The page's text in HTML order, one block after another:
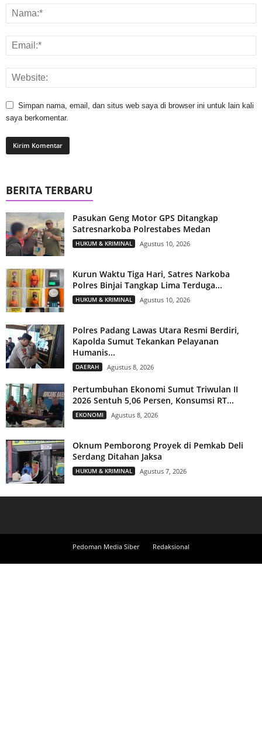
Simpan nama, email, dan situs web saya di browser ini untuk lain kali
saya berkomentar.
BERITA TERBARU
Pasukan Geng Motor GPS Ditangkap
Satresnarkoba Polrestabes Medan
HUKUM & KRIMINAL Agustus 10, 2026
Kurun Waktu Tiga Hari, Satres Narkoba
Polres Binjai Tangkap Lima Terduga...
HUKUM & KRIMINAL Agustus 10, 2026
Polres Padang Lawas Utara Resmi Berdiri,
Kapolda Sumut Tekankan Pelayanan
Humanis...
DAERAH Agustus 8, 2026
Pertumbuhan Ekonomi Sumut Triwulan II
2026 Sentuh 5,06 Persen, Konsumsi RT...
EKONOMI Agustus 8, 2026
Oknum Pemborong Proyek di Pemkab Deli
Serdang Ditahan Jaksa
HUKUM & KRIMINAL Agustus 7, 2026
Pedoman Media Siber Redaksional